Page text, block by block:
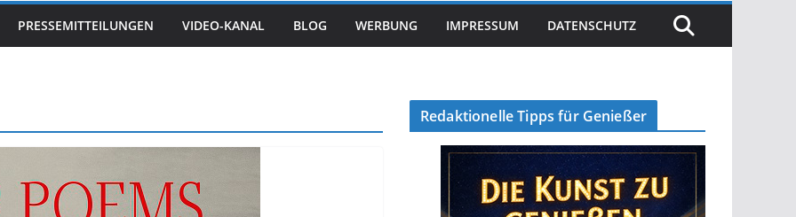
PRESSEMITTEILUNGEN VIDEO-KANAL BLOG WERBUNG IMPRESSUM DATENSCHUTZ
Redaktionelle Tipps für Genießer